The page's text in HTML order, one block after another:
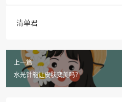
清单君
上一篇
水光针能让皮肤变美吗？